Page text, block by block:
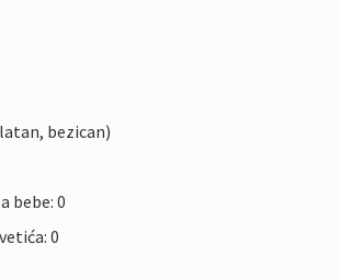
bezican)
bebe: 0
0